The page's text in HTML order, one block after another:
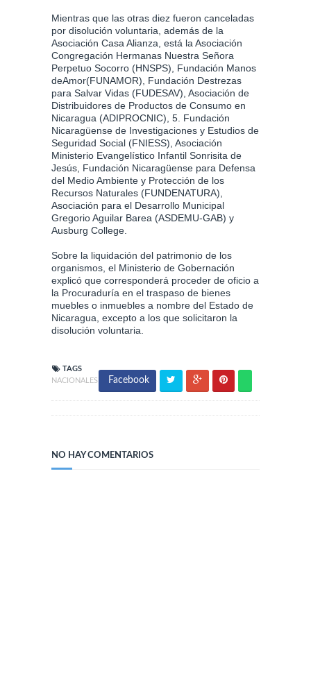
Mientras que las otras diez fueron canceladas
por disolución voluntaria, además de la
Asociación Casa Alianza, está la Asociación
Congregación Hermanas Nuestra Señora
Perpetuo Socorro (HNSPS), Fundación Manos
deAmor(FUNAMOR), Fundación Destrezas
para Salvar Vidas (FUDESAV), Asociación de
Distribuidores de Productos de Consumo en
Nicaragua (ADIPROCNIC), 5. Fundación
Nicaragüense de Investigaciones y Estudios de
Seguridad Social (FNIESS), Asociación
Ministerio Evangelístico Infantil Sonrisita de
Jesús, Fundación Nicaragüense para Defensa
del Medio Ambiente y Protección de los
Recursos Naturales (FUNDENATURA),
Asociación para el Desarrollo Municipal
Gregorio Aguilar Barea (ASDEMU-GAB) y
Ausburg College.
Sobre la liquidación del patrimonio de los
organismos, el Ministerio de Gobernación
explicó que corresponderá proceder de oficio a
la Procuraduría en el traspaso de bienes
muebles o inmuebles a nombre del Estado de
Nicaragua, excepto a los que solicitaron la
disolución voluntaria.
TAGS
NACIONALES
Facebook
NO HAY COMENTARIOS